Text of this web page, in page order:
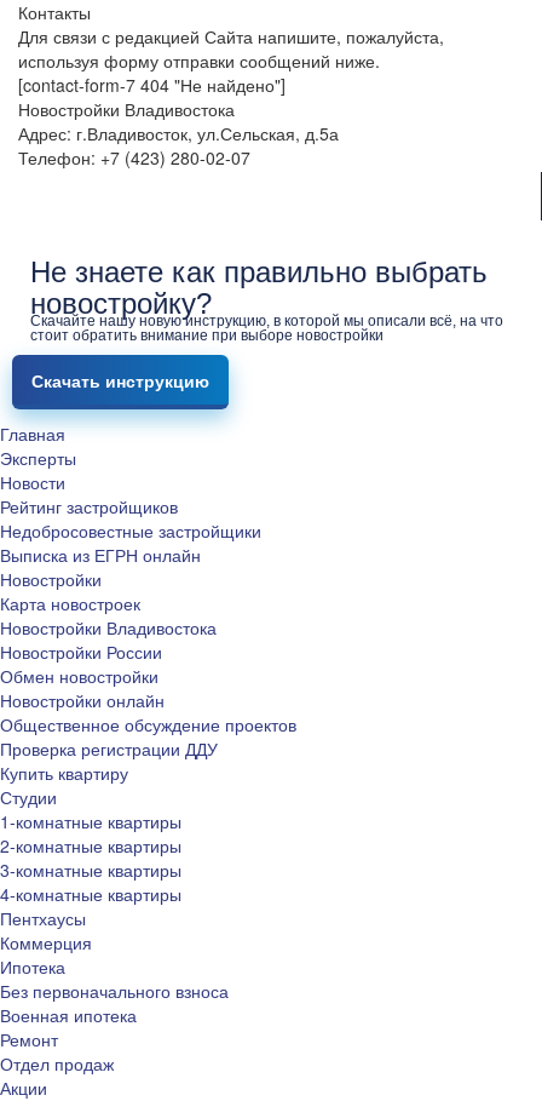
Контакты
Для связи с редакцией Сайта напишите, пожалуйста,
используя форму отправки сообщений ниже.
[contact-form-7 404 "Не найдено"]
Новостройки Владивостока
Адрес: г.Владивосток, ул.Сельская, д.5а
Телефон: +7 (423) 280-02-07
Не знаете как правильно выбрать
новостройку?
Скачайте нашу новую инструкцию, в которой мы описали всё, на что
стоит обратить внимание при выборе новостройки
Скачать инструкцию
Главная
Эксперты
Новости
Рейтинг застройщиков
Недобросовестные застройщики
Выписка из ЕГРН онлайн
Новостройки
Карта новостроек
Новостройки Владивостока
Новостройки России
Обмен новостройки
Новостройки онлайн
Общественное обсуждение проектов
Проверка регистрации ДДУ
Купить квартиру
Студии
1-комнатные квартиры
2-комнатные квартиры
3-комнатные квартиры
4-комнатные квартиры
Пентхаусы
Коммерция
Ипотека
Без первоначального взноса
Военная ипотека
Ремонт
Отдел продаж
Акции